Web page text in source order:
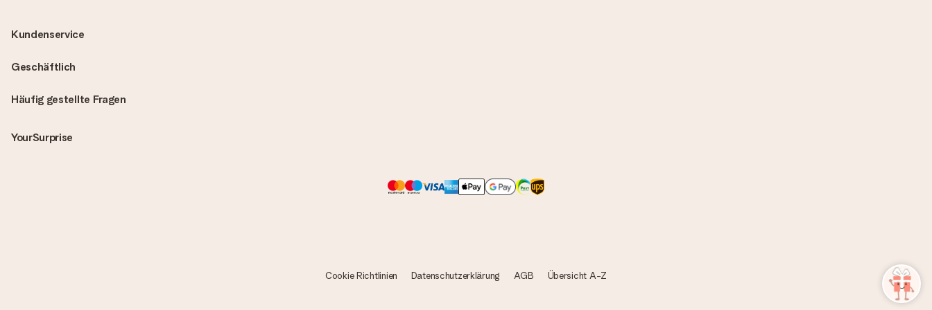
Häufig gestellte Fragen
YourSurprise
Kundenservice
Geschäftlich
Cookie Richtlinien Datenschutzerklärung AGB Übersicht A-Z